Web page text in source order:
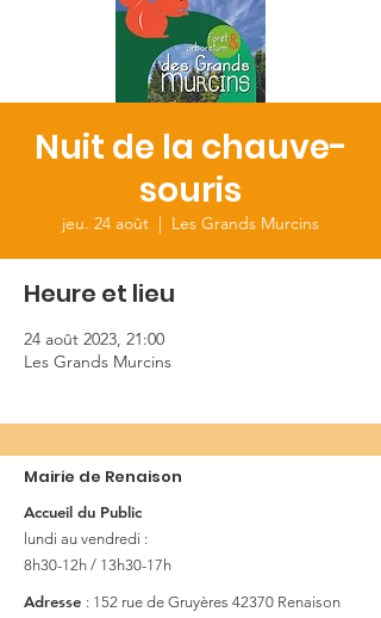
Nuit de la chauve-
souris
jeu. 24 août
  |
Les Grands Murcins
Heure et lieu
24 août 2023, 21:00
Les Grands Murcins
Mairie de Renaison
Accueil du Public
lundi au vendredi :
8h30-12h / 13h30-17h
Adresse : 152 rue de Gruyères 42370 Renaison